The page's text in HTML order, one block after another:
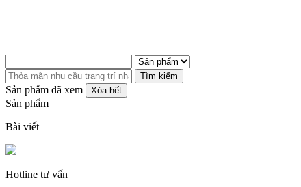
Tìm kiếm
Sản phẩm đã xem Xóa hết
Sản phẩm
Bài viết
Hotline tư vấn